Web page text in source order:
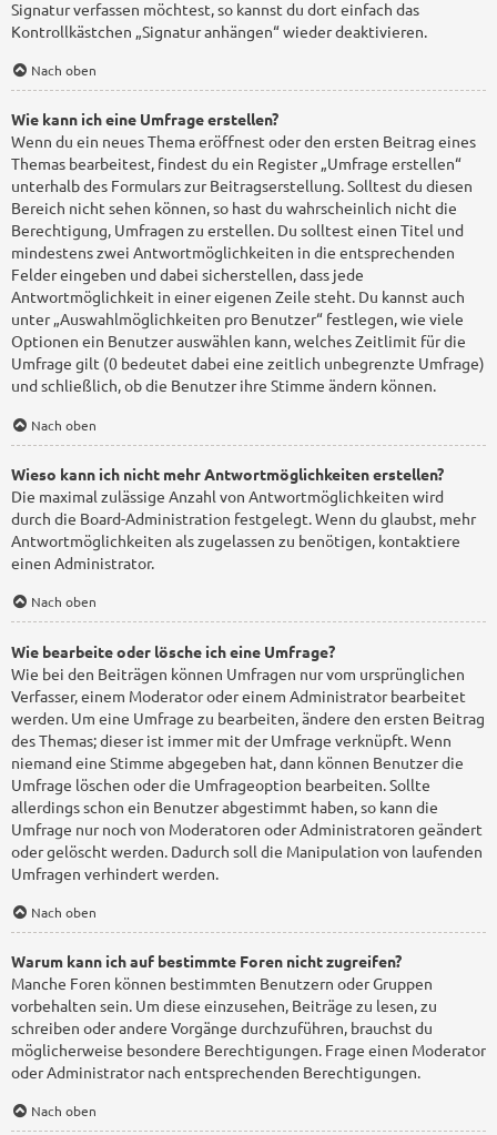
Signatur verfassen möchtest, so kannst du dort einfach das
Kontrollkästchen „Signatur anhängen“ wieder deaktivieren.
Nach oben
Wie kann ich eine Umfrage erstellen?
Wenn du ein neues Thema eröffnest oder den ersten Beitrag eines
Themas bearbeitest, findest du ein Register „Umfrage erstellen“
unterhalb des Formulars zur Beitragserstellung. Solltest du diesen
Bereich nicht sehen können, so hast du wahrscheinlich nicht die
Berechtigung, Umfragen zu erstellen. Du solltest einen Titel und
mindestens zwei Antwortmöglichkeiten in die entsprechenden
Felder eingeben und dabei sicherstellen, dass jede
Antwortmöglichkeit in einer eigenen Zeile steht. Du kannst auch
unter „Auswahlmöglichkeiten pro Benutzer“ festlegen, wie viele
Optionen ein Benutzer auswählen kann, welches Zeitlimit für die
Umfrage gilt (0 bedeutet dabei eine zeitlich unbegrenzte Umfrage)
und schließlich, ob die Benutzer ihre Stimme ändern können.
Nach oben
Wieso kann ich nicht mehr Antwortmöglichkeiten erstellen?
Die maximal zulässige Anzahl von Antwortmöglichkeiten wird
durch die Board-Administration festgelegt. Wenn du glaubst, mehr
Antwortmöglichkeiten als zugelassen zu benötigen, kontaktiere
einen Administrator.
Nach oben
Wie bearbeite oder lösche ich eine Umfrage?
Wie bei den Beiträgen können Umfragen nur vom ursprünglichen
Verfasser, einem Moderator oder einem Administrator bearbeitet
werden. Um eine Umfrage zu bearbeiten, ändere den ersten Beitrag
des Themas; dieser ist immer mit der Umfrage verknüpft. Wenn
niemand eine Stimme abgegeben hat, dann können Benutzer die
Umfrage löschen oder die Umfrageoption bearbeiten. Sollte
allerdings schon ein Benutzer abgestimmt haben, so kann die
Umfrage nur noch von Moderatoren oder Administratoren geändert
oder gelöscht werden. Dadurch soll die Manipulation von laufenden
Umfragen verhindert werden.
Nach oben
Warum kann ich auf bestimmte Foren nicht zugreifen?
Manche Foren können bestimmten Benutzern oder Gruppen
vorbehalten sein. Um diese einzusehen, Beiträge zu lesen, zu
schreiben oder andere Vorgänge durchzuführen, brauchst du
möglicherweise besondere Berechtigungen. Frage einen Moderator
oder Administrator nach entsprechenden Berechtigungen.
Nach oben